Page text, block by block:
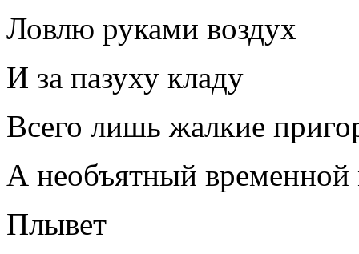
Ловлю руками воздух
И за пазуху кладу
Всего лишь жалкие
А необъятный временной
Плывет